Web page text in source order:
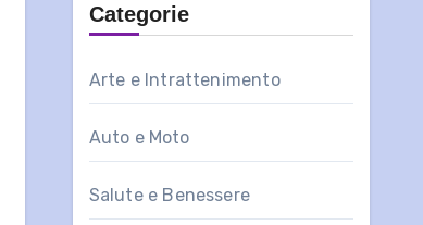
Categorie
Arte e Intrattenimento
Auto e Moto
Salute e Benessere